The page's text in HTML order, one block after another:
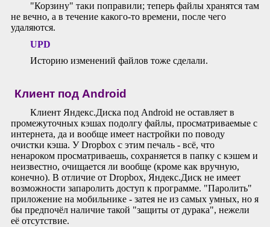
"Корзину" таки поправили; теперь файлы хранятся там
не вечно, а в течение какого-то времени, после чего
удаляются.
UPD
Историю изменений файлов тоже сделали.
Клиент под Android
Клиент Яндекс.Диска под Android не оставляет в
промежуточных кэшах подолгу файлы, просматриваемые с
интернета, да и вообще имеет настройки по поводу
очистки кэша. У Dropbox с этим печаль - всё, что
ненароком просматриваешь, сохраняется в папку с кэшем и
неизвестно, очищается ли вообще (кроме как вручную,
конечно). В отличие от Dropbox, Яндекс.Диск не имеет
возможности запаролить доступ к программе. "Паролить"
приложение на мобильнике - затея не из самых умных, но я
бы предпочёл наличие такой "защиты от дурака", нежели
её отсутствие.